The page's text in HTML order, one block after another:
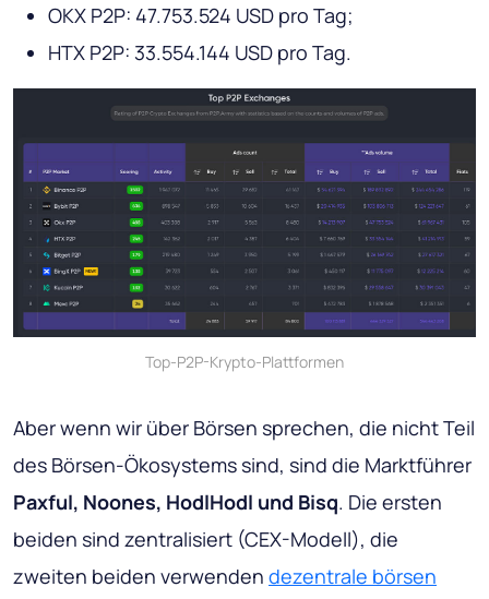
OKX P2P: 47.753.524 USD pro Tag;
HTX P2P: 33.554.144 USD pro Tag.
Top-P2P-Krypto-Plattformen
Aber wenn wir über Börsen sprechen, die nicht Teil
des Börsen-Ökosystems sind, sind die Marktführer
Paxful, Noones, HodlHodl und Bisq. Die ersten
beiden sind zentralisiert (CEX-Modell), die
zweiten beiden verwenden dezentrale börsen